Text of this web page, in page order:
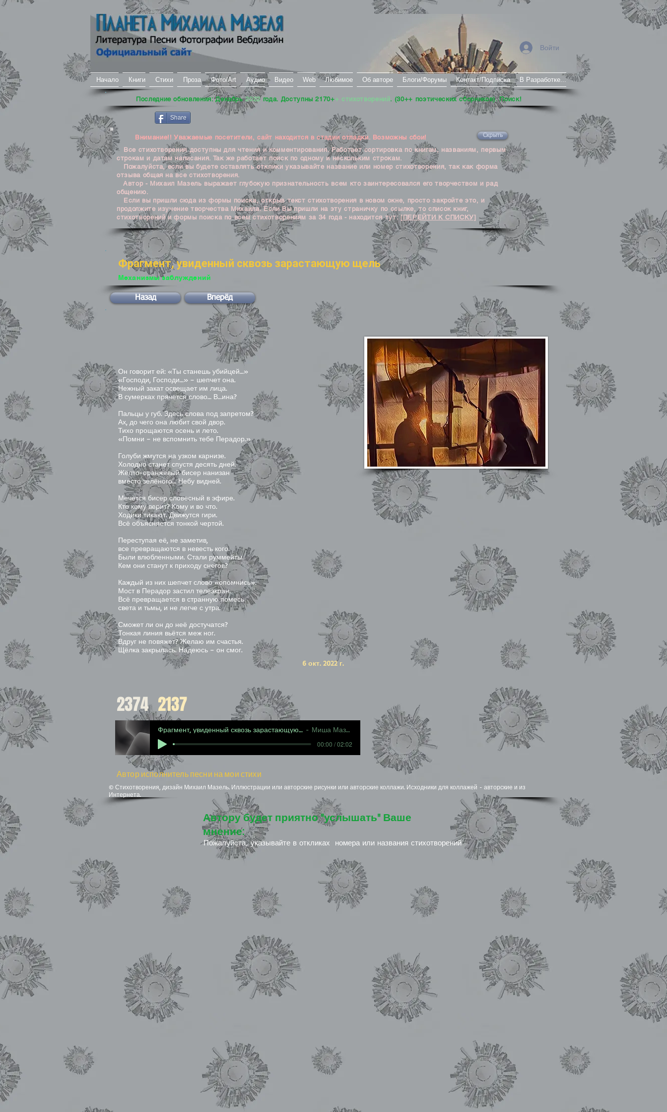
Начало Книги Стихи Проза Фото/Art Аудио Видео Web Любимое Об авторе Блоги/Форумы Контакт/Подписка В Разработке...
Войти
Последние обновления: Декабрь2022года. Доступны 2170++ стихотворений. (30++ поэтических сборников). Поиск!
Share
Внимание!! Уважаемые посетители, сайт находится в стадии отладки. Возможны сбои! Скрыть
Все стихотворения доступны для чтения и комментирования. Работает сортировка по книгам, названиям, первым
строкам и датам написания. Так же работает поиск по одному и нескольким строкам.
Пожалуйста, если вы будете оставлять отклики указывайте название или номер стихотворения, так как форма
отзыва общая на все стихотворения.
Автор - Михаил Мазель выражает глубокую признательность всем кто заинтересовался его творчеством и рад
общению.
Если вы пришли сюда из формы поиска, открыв текст стихотворения в новом окне, просто закройте это, и
продолжите изучение творчества Михаила. Если Вы пришли на эту страничку по ссылке, то список книг,
стихотворений и формы поиска по всем стихотворениям за 34 года - находится тут:[ПЕРЕЙТИ К СПИСКУ]
Фрагмент, увиденный сквозь зарастающую щель
Механизмы заблуждений
Назад Вперёд
Он говорит ей: «Ты станешь убийцей…»
«Господи, Господи…» – шепчет она.
Нежный закат освещает им лица.
В сумерках прячется слово… В…ина?
Пальцы у губ. Здесь слова под запретом?
Ах, до чего она любит свой двор.
Тихо прощаются осень и лето.
«Помни – не вспомнить тебе Перадор.»
Голуби жмутся на узком карнизе.
Холодно станет спустя десять дней.
Жёлто-оранжевый бисер нанизан
вместо зелёного… Небу видней.
Мечется бисер словесный в эфире.
Кто кому верит? Кому и во что.
Ходики тикают. Движутся гири.
Всё объясняется тонкой чертой.
Переступая её, не заметив,
все превращаются в невесть кого.
Были влюбленными. Стали руммейты.
Кем они станут к приходу снегов?
Каждый из них шепчет слово «опомнись».
Мост в Перадор застил телеэкран.
Всё превращается в странную помесь
света и тьмы, и не легче с утра.
Сможет ли он до неё достучатся?
Тонкая линия вьётся меж ног.
Вдруг не повяжет? Желаю им счастья.
Щёлка закрылась. Надеюсь – он смог.
6 окт. 2022 г.
2374 2137
Фрагмент, увиденный сквозь зарастающую щель
Миша Мазель
00:00 / 02:02
Автор исполнитель песни на мои стихи
© Стихотворения, дизайн Михаил Мазель. Иллюстрации или авторские рисунки или авторские коллажи. Исходники для коллажей - авторские и из
Интернета.
Автору будет приятно "услышать" Ваше
мнение:
Пожалуйста, указывайте в откликах номера или названия стихотворений